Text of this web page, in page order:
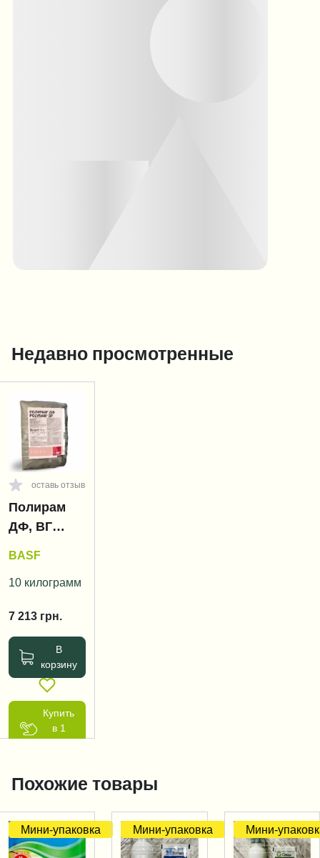
Недавно просмотренные
оставь отзыв
Полирам
ДФ, ВГ
BASF
10 килограмм
7 213 грн.
В
корзину
Купить
в 1
Похожие товары
Мини-упаковка Мини-упаковка Мини-